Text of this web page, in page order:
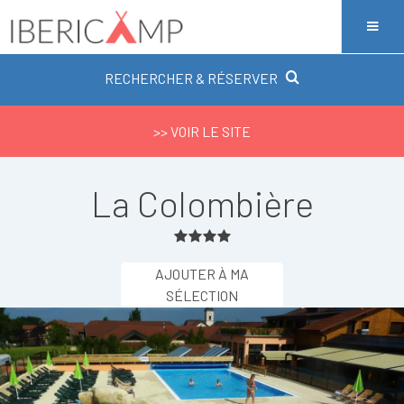
RECHERCHER & RÉSERVER
>> VOIR LE SITE
La Colombière
AJOUTER À MA
SÉLECTION